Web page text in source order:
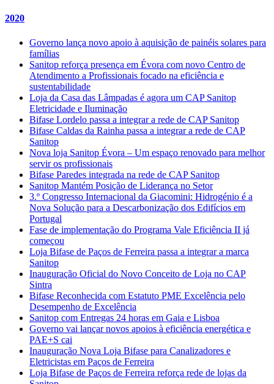
2020
Governo lança novo apoio à aquisição de painéis solares para
famílias
Sanitop reforça presença em Évora com novo Centro de
Atendimento a Profissionais focado na eficiência e
sustentabilidade
Loja da Casa das Lâmpadas é agora um CAP Sanitop
Eletricidade e Iluminação
Bifase Lordelo passa a integrar a rede de CAP Sanitop
Bifase Caldas da Rainha passa a integrar a rede de CAP
Sanitop
Nova loja Sanitop Évora – Um espaço renovado para melhor
servir os profissionais
Bifase Paredes integrada na rede de CAP Sanitop
Sanitop Mantém Posição de Liderança no Setor
3.º Congresso Internacional da Giacomini: Hidrogénio é a
Nova Solução para a Descarbonização dos Edifícios em
Portugal
Fase de implementação do Programa Vale Eficiência II já
começou
Loja Bifase de Paços de Ferreira passa a integrar a marca
Sanitop
Inauguração Oficial do Novo Conceito de Loja no CAP
Sintra
Bifase Reconhecida com Estatuto PME Excelência pelo
Desempenho de Excelência
Sanitop com Entregas 24 horas em Gaia e Lisboa
Governo vai lançar novos apoios à eficiência energética e
PAE+S cai
Inauguração Nova Loja Bifase para Canalizadores e
Eletricistas em Paços de Ferreira
Loja Bifase de Paços de Ferreira reforça rede de lojas da